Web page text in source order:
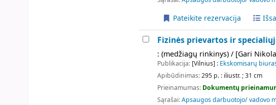
Pateikite rezervacija
Fizinės prievartos ir
: (medžiagų rinkinys) / [Gari
Publikacija: [Vilnius] : Ekskomisarų
Apibūdinimas:295 p. : iliustr. ; 31 cm
Prieinamumas: Dokumentų
Sąrašai:Apsaugos darbuotojo/ vadovo